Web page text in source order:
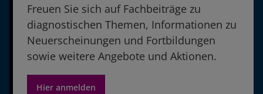
Freuen Sie sich auf Fachbeiträge zu
diagnostischen Themen, Informationen zu
Neuerscheinungen und Fortbildungen
sowie weitere Angebote und Aktionen.
Hier anmelden